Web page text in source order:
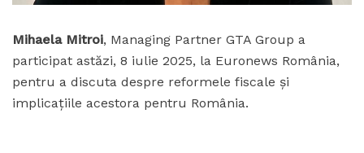
Mihaela Mitroi, Managing Partner GTA Group a
participat astăzi, 8 iulie 2025, la Euronews România,
pentru a discuta despre reformele fiscale și
implicațiile acestora pentru România.